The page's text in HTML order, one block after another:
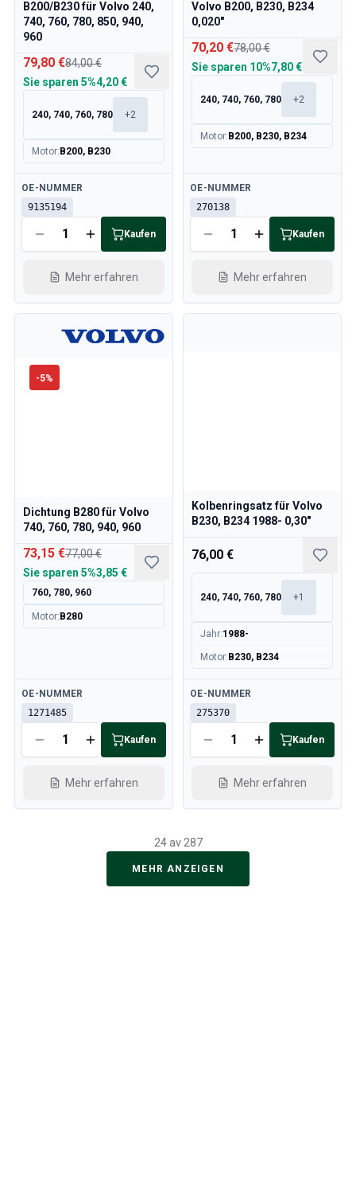
B200/B230 für Volvo 240,
740, 760, 780, 850, 940,
960
79,80 €84,00 €
Sie sparen 5%4,20 €
240, 740, 760, 780 +2
Motor: B200, B230
Verfügbar
OE-NUMMER
9135194
Kaufen
Mehr erfahren
Volvo B200, B230, B234
0,020"
70,20 €78,00 €
Sie sparen 10%7,80 €
240, 740, 760, 780 +2
Motor: B200, B230, B234
Verfügbar
OE-NUMMER
270138
Kaufen
Mehr erfahren
-5%
Dichtung B280 für Volvo
740, 760, 780, 940, 960
73,15 €77,00 €
Sie sparen 5%3,85 €
760, 780, 960
Motor: B280
Verfügbar
OE-NUMMER
1271485
Kaufen
Mehr erfahren
Kolbenringsatz für Volvo
B230, B234 1988- 0,30"
76,00 €
240, 740, 760, 780 +1
Jahr:1988-
Motor: B230, B234
Verfügbar
OE-NUMMER
275370
Kaufen
Mehr erfahren
24 av 287
MEHR ANZEIGEN